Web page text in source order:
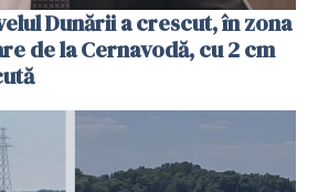
Dunării a crescut, în zona
de la Cernavodă, cu 2 cm